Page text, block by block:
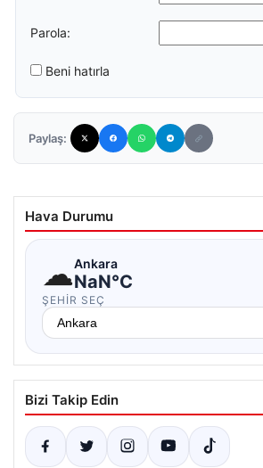
Parola:
Beni hatırla
Paylaş:
Hava Durumu
☁Ankara
NaN°C
ŞEHIR SEÇ
Bizi Takip Edin